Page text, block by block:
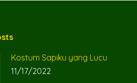
Kostum Sapiku yang Lucu
11/17/2022